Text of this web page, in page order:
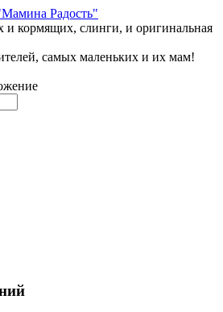
и кормящих, слинги, и оригинальная
самых маленьких и их мам!